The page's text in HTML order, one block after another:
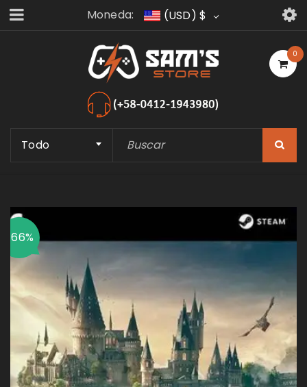
Moneda: (USD)$
0
Todo
-66%